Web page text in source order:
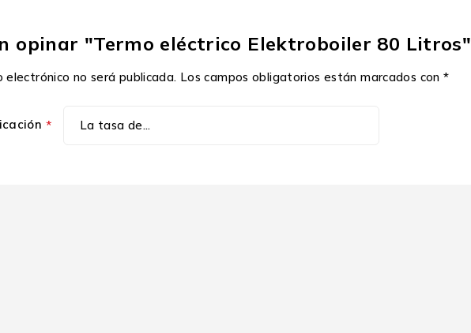
opinar "Termo eléctrico Elektroboiler 80 Litros"
electrónico no será publicada. Los campos obligatorios están marcados con *
*